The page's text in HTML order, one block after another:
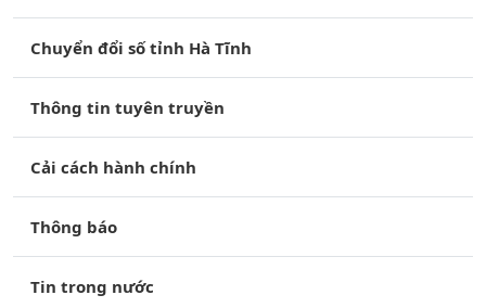
Chuyển đổi số tỉnh Hà Tĩnh
Thông tin tuyên truyền
Cải cách hành chính
Thông báo
Tin trong nước